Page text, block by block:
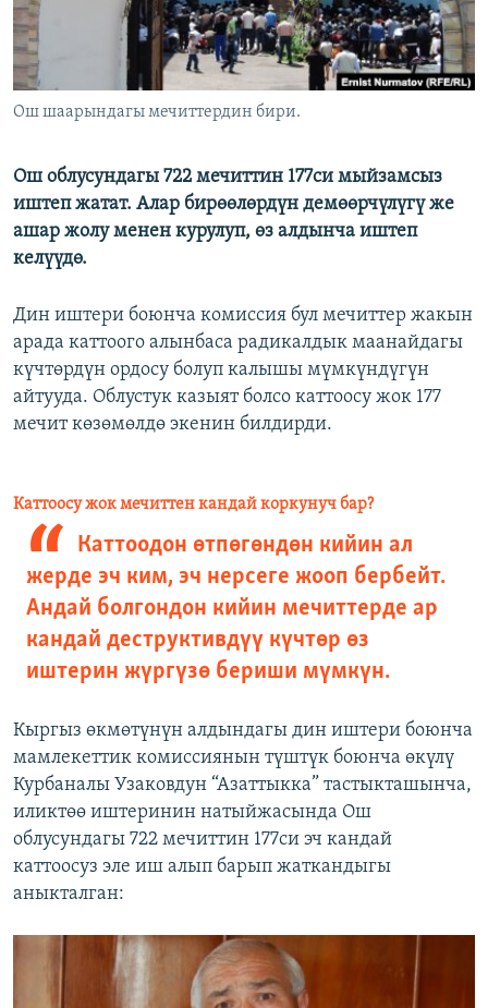
ЭЕ/АРнун бардык сайттары
Ош шаарындагы мечиттердин бири.
Ош облусундагы 722 мечиттин 177си мыйзамсыз
иштеп жатат. Алар бирөөлөрдүн демөөрчүлүгү же
ашар жолу менен курулуп, өз алдынча иштеп
келүүдө.
Дин иштери боюнча комиссия бул мечиттер жакын
арада каттоого алынбаса радикалдык маанайдагы
күчтөрдүн ордосу болуп калышы мүмкүндүгүн
айтууда. Облустук казыят болсо каттоосу жок 177
мечит көзөмөлдө экенин билдирди.
Каттоосу жок мечиттен кандай коркунуч бар?
Каттоодон өтпөгөндөн кийин ал
жерде эч ким, эч нерсеге жооп бербейт.
Андай болгондон кийин мечиттерде ар
кандай деструктивдүү күчтөр өз
иштерин жүргүзө бериши мүмкүн.
Кыргыз өкмөтүнүн алдындагы дин иштери боюнча
мамлекеттик комиссиянын түштүк боюнча өкүлү
Курбаналы Узаковдун “Азаттыкка” тастыкташынча,
иликтөө иштеринин натыйжасында Ош
облусундагы 722 мечиттин 177си эч кандай
каттоосуз эле иш алып барып жаткандыгы
аныкталган: